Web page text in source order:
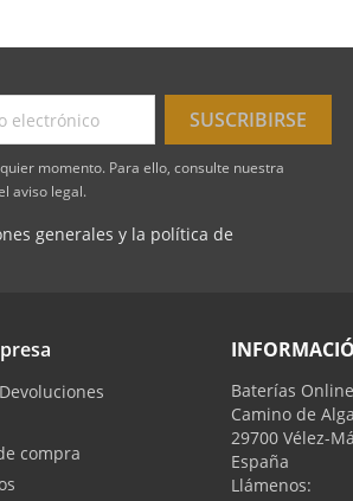
momento. Para ello, consulte nuestra
aviso legal.
generales y la política de
compra
Baterías Online
Camino de
29700 Vélez-
España
Llámenos: